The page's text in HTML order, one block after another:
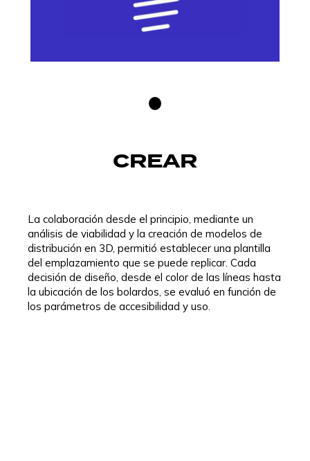
CREAR
La colaboración desde el principio, mediante un
análisis de viabilidad y la creación de modelos de
distribución en 3D, permitió establecer una plantilla
del emplazamiento que se puede replicar. Cada
decisión de diseño, desde el color de las líneas hasta
la ubicación de los bolardos, se evaluó en función de
los parámetros de accesibilidad y uso.